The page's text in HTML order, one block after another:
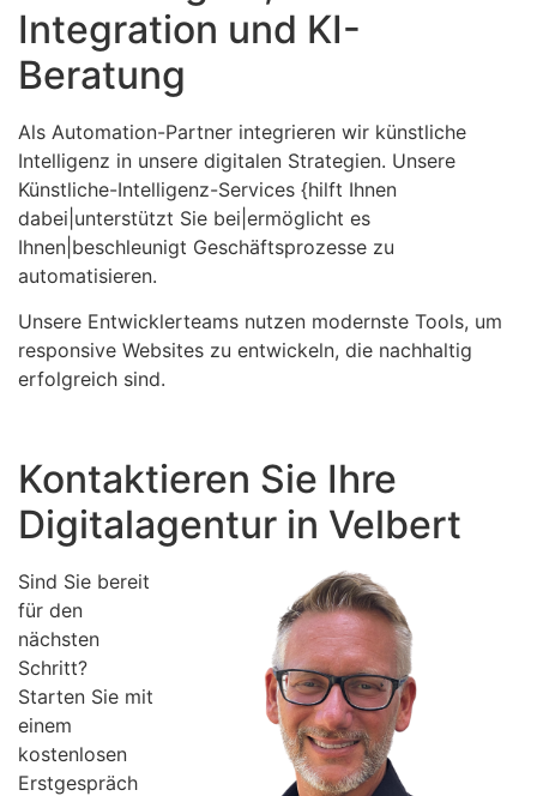
Integration und KI-
Beratung
Als Automation-Partner integrieren wir künstliche
Intelligenz in unsere digitalen Strategien. Unsere
Künstliche-Intelligenz-Services {hilft Ihnen
dabei|unterstützt Sie bei|ermöglicht es
Ihnen|beschleunigt Geschäftsprozesse zu
automatisieren.
Unsere Entwicklerteams nutzen modernste Tools, um
responsive Websites zu entwickeln, die nachhaltig
erfolgreich sind.
Kontaktieren Sie Ihre
Digitalagentur in Velbert
Sind Sie bereit
für den
nächsten
Schritt?
Starten Sie mit
einem
kostenlosen
Erstgespräch